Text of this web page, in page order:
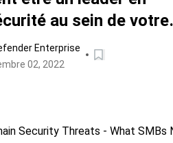
au sein de votre
Enterprise
02, 2022